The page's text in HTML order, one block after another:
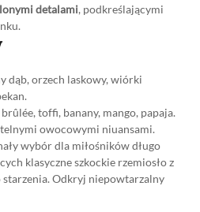
detalami, podkreślającymi
dąb, orzech laskowy, wiórki
toffi, banany, mango, papaja.
owocowymi niuansami.
wybór dla miłośników długo
klasyczne szkockie rzemiosło z
Odkryj niepowtarzalny